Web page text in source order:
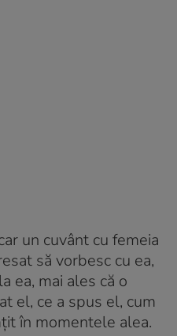
un cuvânt cu femeia
să vorbesc cu ea,
ea, mai ales că o
el, ce a spus el, cum
în momentele alea.